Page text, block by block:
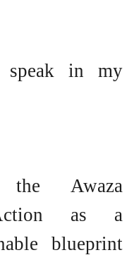
in my
the Awaza
as a
blueprint